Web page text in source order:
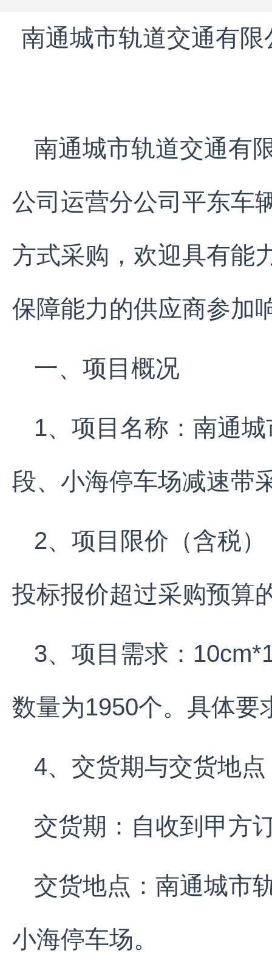
南通城市轨道交通有
南通城市轨道交通有
公司运营分公司平东车
方式采购，欢迎具有能
保障能力的供应商参加
一、项目概况
1、项目名称：南通
段、小海停车场减速带
2、项目限价（含税
投标报价超过采购预算
3、项目需求：
数量为1950个。具体要
4、交货期与交货地点
交货期：自收到甲方
交货地点：南通城市
小海停车场。